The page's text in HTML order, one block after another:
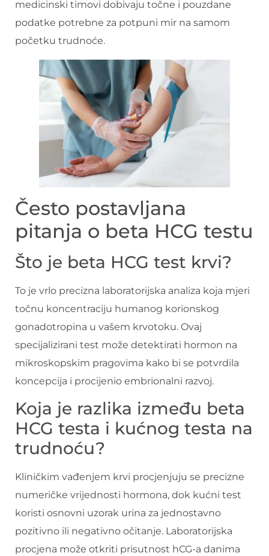
medicinski timovi dobivaju točne i pouzdane
podatke potrebne za potpuni mir na samom
početku trudnoće.
Često postavljana
pitanja o beta HCG testu
Što je beta HCG test krvi?
To je vrlo precizna laboratorijska analiza koja mjeri
točnu koncentraciju humanog korionskog
gonadotropina u vašem krvotoku. Ovaj
specijalizirani test može detektirati hormon na
mikroskopskim pragovima kako bi se potvrdila
koncepcija i procijenio embrionalni razvoj.
Koja je razlika između beta
HCG testa i kućnog testa na
trudnoću?
Kliničkim vađenjem krvi procjenjuju se precizne
numeričke vrijednosti hormona, dok kućni test
koristi osnovni uzorak urina za jednostavno
pozitivno ili negativno očitanje. Laboratorijska
procjena može otkriti prisutnost hCG-a danima